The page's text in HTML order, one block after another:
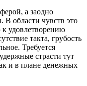
а заодно
В области чувств это
к удовлетворению
такта, грубость
Требуется
страсти тут
и в плане денежных